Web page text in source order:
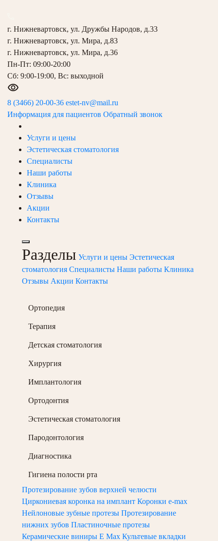
г. Нижневартовск, ул. Дружбы Народов, д.33
г. Нижневартовск, ул. Мира, д.83
г. Нижневартовск, ул. Мира, д.36
Пн-Пт: 09:00-20:00
Сб: 9:00-19:00, Вс: выходной
8 (3466) 20-00-36 estet-nv@mail.ru
Информация для пациентов Обратный звонок
Услуги и цены
Эстетическая стоматология
Специалисты
Наши работы
Клиника
Отзывы
Акции
Контакты
Разделы Услуги и цены Эстетическая
стоматология Специалисты Наши работы Клиника
Отзывы Акции Контакты
Ортопедия
Терапия
Детская стоматология
Хирургия
Имплантология
Ортодонтия
Эстетическая стоматология
Пародонтология
Диагностика
Гигиена полости рта
Протезирование зубов верхней челюсти
Циркониевая коронка на имплант Коронки e-max
Нейлоновые зубные протезы Протезирование
нижних зубов Пластиночные протезы
Керамические виниры E Max Культевые вкладки